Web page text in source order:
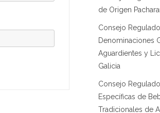
de Origen
Consejo
Denominaciones
Aguardientes y
Galicia
Consejo
Específicas de
Tradicionales de